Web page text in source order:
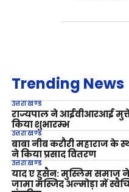
Trending News
उत्तराखण्ड
राज्यपाल ने आईवीआरआई
किया शुभारम्भ
उत्तराखण्ड
बाबा नीब करौरी महाराज के
ने किया प्रसाद वितरण
उत्तराखण्ड
याद ए हुसैन: मुस्लिम समाज
जामा मस्जिद अल्मोड़ा में